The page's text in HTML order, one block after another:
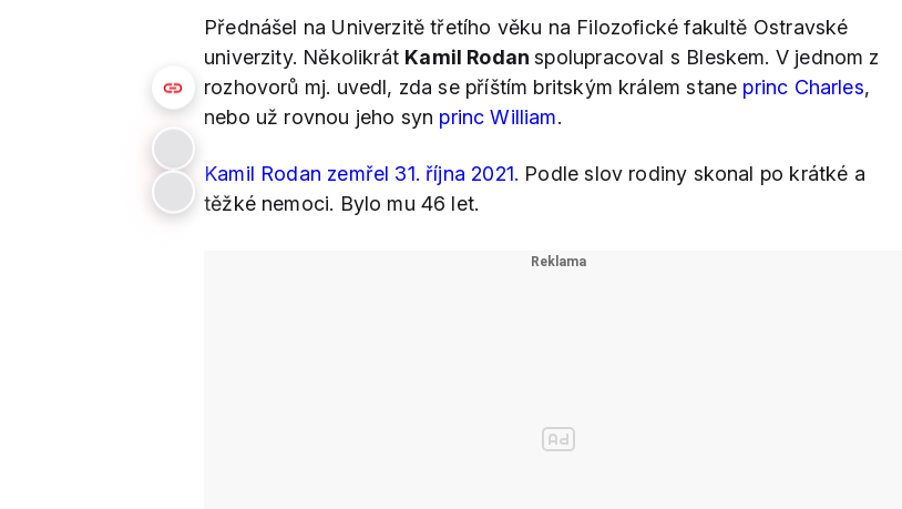
Přednášel na Univerzitě třetího věku na Filozofické fakultě Ostravské
univerzity. Několikrát Kamil Rodanspolupracoval s Bleskem. V jednom z
rozhovorů mj. uvedl, zda se příštím britským králem stane princ Charles,
nebo už rovnou jeho syn princ William.
Kamil Rodan zemřel 31. října 2021. Podle slov rodiny skonal po krátké a
těžké nemoci. Bylo mu 46 let.